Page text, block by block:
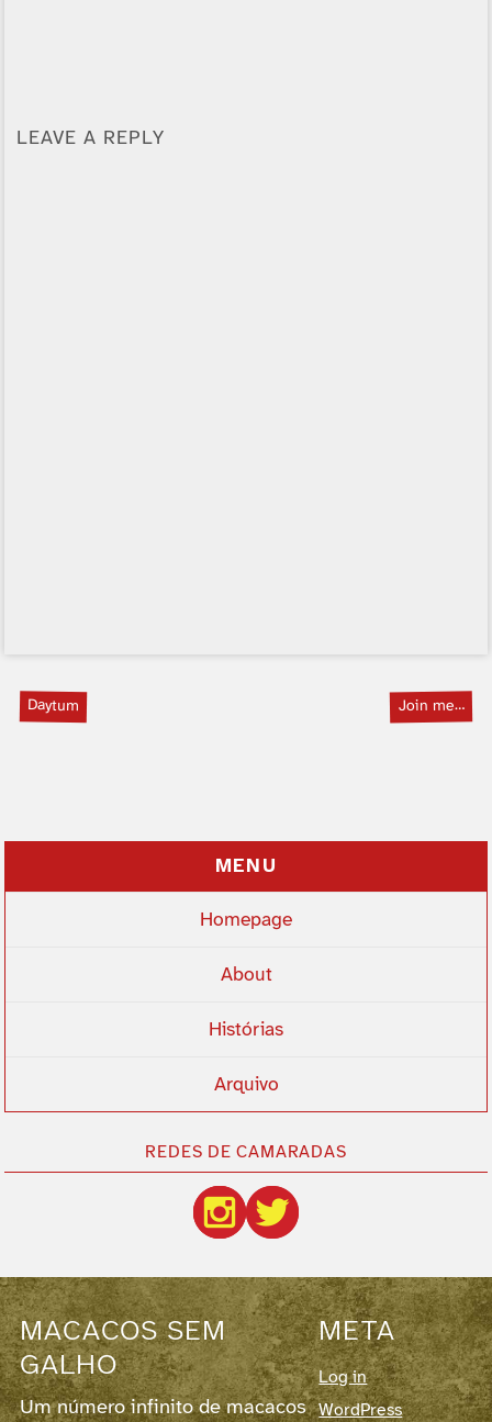
LEAVE A REPLY
Daytum Join me…
MENU
Homepage
About
Histórias
Arquivo
REDES DE CAMARADAS
MACACOS SEM
GALHO
Um número infinito de macacos
META
Log in
WordPress